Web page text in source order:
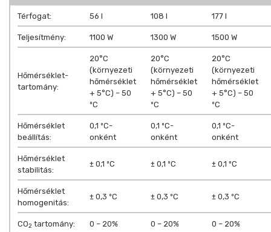
Térfogat: 56 l 108 l 177 l
Teljesítmény: 1100 W 1300 W 1500 W
Hőmérséklet-
tartomány:
20°C
(környezeti
hőmérséklet
+ 5°C) – 50
ºC
20°C
(környezeti
hőmérséklet
+ 5°C) – 50
ºC
20°C
(környezeti
hőmérséklet
+ 5°C) – 50
ºC
Hőmérséklet
beállítás:
0,1 ºC-
onként
0,1 ºC-
onként
0,1 ºC-
onként
Hőmérséklet
stabilitás:
± 0,1 ºC ± 0,1 ºC ± 0,1 ºC
Hőmérséklet
homogenitás:
± 0,3 ºC ± 0,3 ºC ± 0,3 ºC
CO2 tartomány: 0 – 20% 0 – 20% 0 – 20%